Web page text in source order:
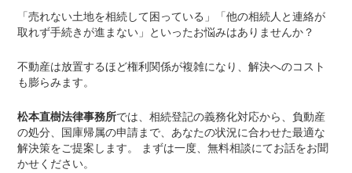
「売れない土地を相続して困っている」「他の相続人と連絡が
取れず手続きが進まない」といったお悩みはありませんか？
不動産は放置するほど権利関係が複雑になり、解決へのコスト
も膨らみます。
松本直樹法律事務所では、相続登記の義務化対応から、負動産
の処分、国庫帰属の申請まで、あなたの状況に合わせた最適な
解決策をご提案します。 まずは一度、無料相談にてお話をお聞
かせください。